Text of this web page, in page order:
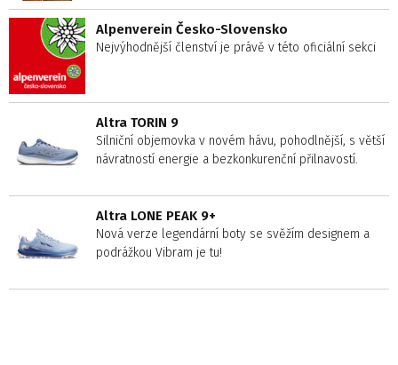
Alpenverein Česko-Slovensko
Nejvýhodnější členství je právě v této oficiální sekci
Altra TORIN 9
Silniční objemovka v novém hávu, pohodlnější, s větší
návratností energie a bezkonkurenční přilnavostí.
Altra LONE PEAK 9+
Nová verze legendární boty se svěžím designem a
podrážkou Vibram je tu!